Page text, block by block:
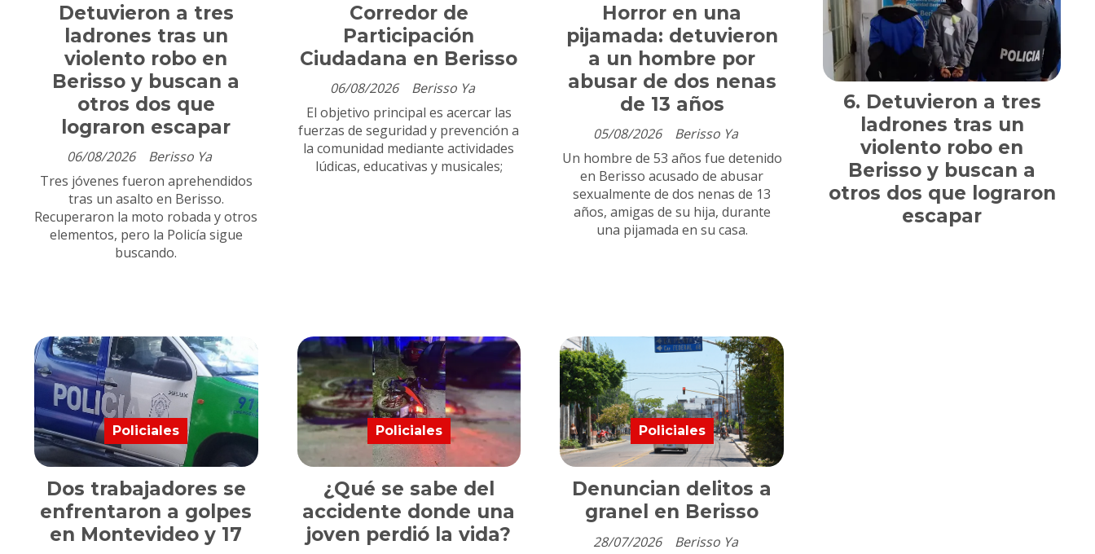
Detuvieron a tres
ladrones tras un
violento robo en
Berisso y buscan a
otros dos que
lograron escapar
Berisso Ya
06/08/2026
Tres jóvenes fueron aprehendidos
tras un asalto en Berisso.
Recuperaron la moto robada y otros
elementos, pero la Policía sigue
buscando.
Corredor de
Participación
Ciudadana en Berisso
Berisso Ya
06/08/2026
El objetivo principal es acercar las
fuerzas de seguridad y prevención a
la comunidad mediante actividades
lúdicas, educativas y musicales;
Horror en una
pijamada: detuvieron
a un hombre por
abusar de dos nenas
de 13 años
Berisso Ya
05/08/2026
Un hombre de 53 años fue detenido
en Berisso acusado de abusar
sexualmente de dos nenas de 13
años, amigas de su hija, durante
una pijamada en su casa.
Dos trabajadores se
enfrentaron a golpes
en Montevideo y 17
Policiales
¿Qué se sabe del
accidente donde una
joven perdió la vida?
Policiales
Denuncian delitos a
granel en Berisso
Berisso Ya
Policiales
28/07/2026
Detuvieron a tres
ladrones tras un
violento robo en
Berisso y buscan a
otros dos que lograron
escapar